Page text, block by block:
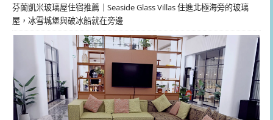
芬蘭凱米玻璃屋住宿推薦｜Seaside Glass Villas 住進北極海旁的玻璃
屋，冰雪城堡與破冰船就在旁邊